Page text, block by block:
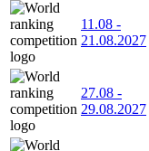
11.08 -
21.08.2027
27.08 -
29.08.2027